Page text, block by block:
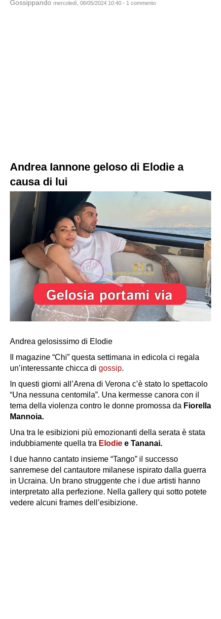
Gossippando mercoledì, 08/05/2024 10:40 - 1 commento
Andrea Iannone geloso di Elodie a
causa di lui
Andrea gelosissimo di Elodie
Il magazine “Chi” questa settimana in edicola ci regala
un’interessante chicca di gossip.
In questi giorni all’Arena di Verona c’è stato lo spettacolo
“Una nessuna centomila”. Una kermesse canora con il
tema della violenza contro le donne promossa da Fiorella
Mannoia.
Una tra le esibizioni più emozionanti della serata è stata
indubbiamente quella tra Elodie e Tananai.
I due hanno cantato insieme “Tango” il successo
sanremese del cantautore milanese ispirato dalla guerra
in Ucraina. Un brano struggente che i due artisti hanno
interpretato alla perfezione. Nella gallery qui sotto potete
vedere alcuni frames dell’esibizione.